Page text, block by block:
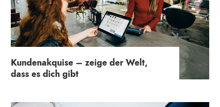
Kundenakquise – zeige der Welt,
dass es dich gibt